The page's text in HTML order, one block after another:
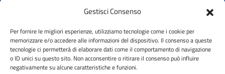
Gestisci Consenso
Per fornire le migliori esperienze, utilizziamo tecnologie come i cookie per
memorizzare e/o accedere alle informazioni del dispositivo. Il consenso a queste
tecnologie ci permetterà di elaborare dati come il comportamento di navigazione
o ID unici su questo sito. Non acconsentire o ritirare il consenso può influire
negativamente su alcune caratteristiche e funzioni.
Amministrazione trasparente
Informativa privacy
Cookie Policy (UE)
Dichiarazione di accessibilità
Accessibilità